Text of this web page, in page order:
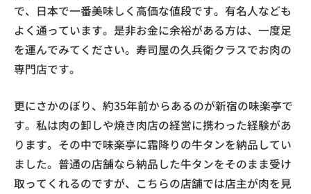
で、日本で一番美味しく高価な値段です。有名人なども
よく通っています。是非お金に余裕がある方は、一度足
を運んでみてください。寿司屋の久兵衛クラスでお肉の
専門店です。
更にさかのぼり、約35年前からあるのが新宿の味楽亭で
す。私は肉の卸しや焼き肉店の経営に携わった経験があ
ります。その中で味楽亭に霜降りの牛タンを納品してい
ました。普通の店舗なら納品した牛タンをそのまま受け
取ってくれるのですが、こちらの店舗では店主が肉を見